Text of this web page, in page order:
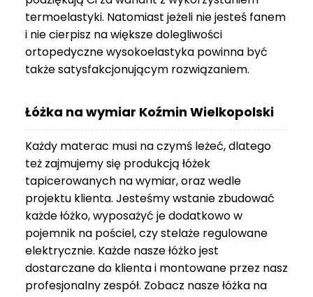
termoelastyki. Natomiast jeżeli nie jesteś fanem
i nie cierpisz na większe dolegliwości
ortopedyczne wysokoelastyka powinna być
także satysfakcjonującym rozwiązaniem.
Łóżka na wymiar Koźmin Wielkopolski
Każdy materac musi na czymś leżeć, dlatego
też zajmujemy się produkcją łóżek
tapicerowanych na wymiar, oraz wedle
projektu klienta. Jesteśmy wstanie zbudować
każde łóżko, wyposażyć je dodatkowo w
pojemnik na pościel, czy stelaże regulowane
elektrycznie. Każde nasze łóżko jest
dostarczane do klienta i montowane przez nasz
profesjonalny zespół. Zobacz naszełóżka na